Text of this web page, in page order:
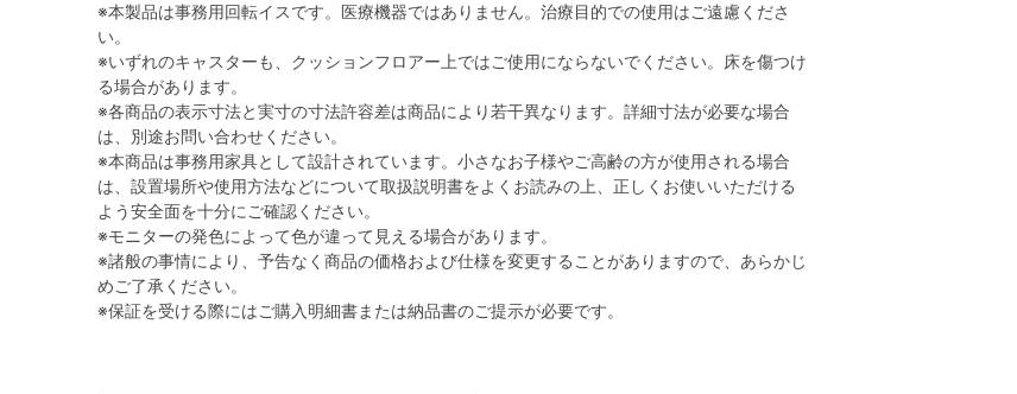
※本製品は事務用回転イスです。医療機器ではありません。治療目的での使用はご遠慮くださ
い。
※いずれのキャスターも、クッションフロアー上ではご使用にならないでください。床を傷つけ
る場合があります。
※各商品の表示寸法と実寸の寸法許容差は商品により若干異なります。詳細寸法が必要な場合
は、別途お問い合わせください。
※本商品は事務用家具として設計されています。小さなお子様やご高齢の方が使用される場合
は、設置場所や使用方法などについて取扱説明書をよくお読みの上、正しくお使いいただける
よう安全面を十分にご確認ください。
※モニターの発色によって色が違って見える場合があります。
※諸般の事情により、予告なく商品の価格および仕様を変更することがありますので、あらかじ
めご了承ください。
※保証を受ける際にはご購入明細書または納品書のご提示が必要です。